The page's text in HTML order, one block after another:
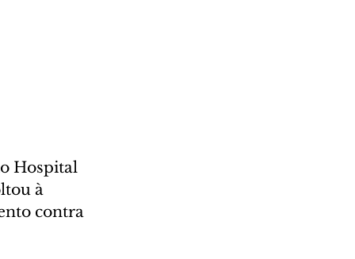
Hospital
à
contra